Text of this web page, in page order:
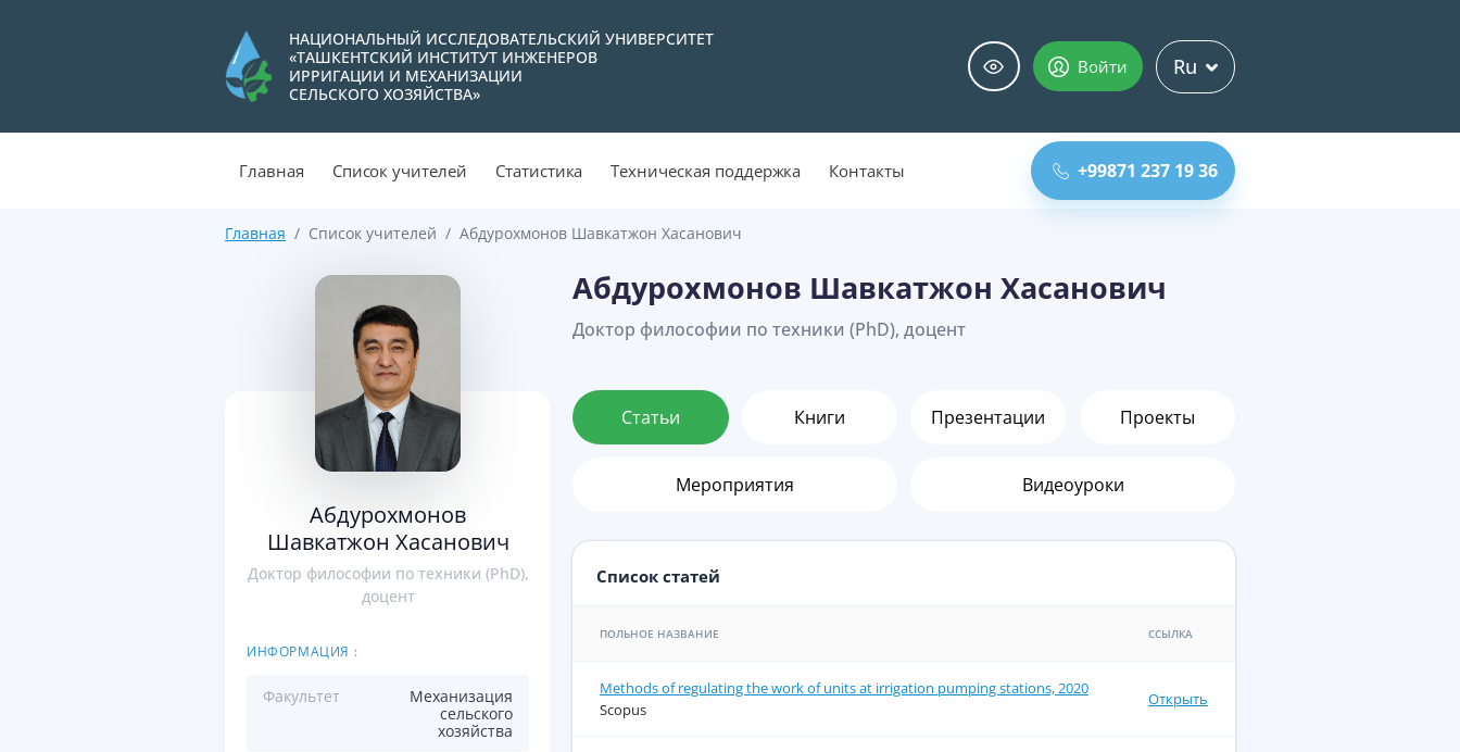
НАЦИОНАЛЬНЫЙ ИССЛЕДОВАТЕЛЬСКИЙ УНИВЕРСИТЕТ
«ТАШКЕНТСКИЙ ИНСТИТУТ ИНЖЕНЕРОВ
ИРРИГАЦИИ И МЕХАНИЗАЦИИ
СЕЛЬСКОГО ХОЗЯЙСТВА»
Войти Ru
Главная Список учителей Статистика Техническая поддержка Контакты +99871 237 19 36
Главная Список учителей Абдурохмонов Шавкатжон Хасанович
Абдурохмонов
Шавкатжон Хасанович
Доктор философии по техники (PhD),
доцент
ИНФОРМАЦИЯ :
Факультет
Механизация
сельского
хозяйства
Абдурохмонов Шавкатжон Хасанович
Доктор философии по техники (PhD), доцент
Статьи Книги Презентации Проекты
Мероприятия Видеоуроки
Список статей
ПОЛЬНОЕ НАЗВАНИЕ ССЫЛКА
Methods of regulating the work of units at irrigation pumping stations, 2020
Scopus
Открыть